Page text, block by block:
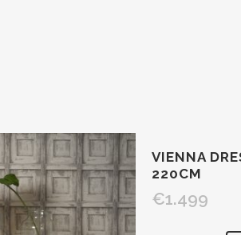
VIENNA
220CM
€1.499